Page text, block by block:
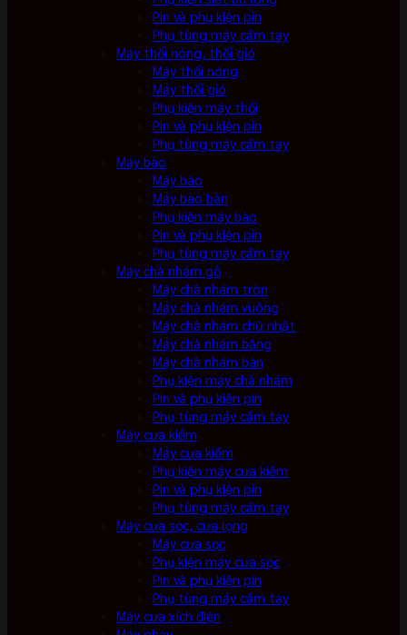
Pin và phụ kiện pin
Phụ tùng máy cầm tay
Máy thổi nóng, thổi gió
Máy thổi nóng
Máy thổi gió
Phụ kiện máy thổi
Pin và phụ kiện pin
Phụ tùng máy cầm tay
Máy bào
Máy bào
Máy bào bàn
Phụ kiện máy bào
Pin và phụ kiện pin
Phụ tùng máy cầm tay
Máy chà nhám gỗ
Máy chà nhám tròn
Máy chà nhám vuông
Máy chà nhám chữ nhật
Máy chà nhám băng
Máy chà nhám bàn
Phụ kiện máy chà nhám
Pin và phụ kiện pin
Phụ tùng máy cầm tay
Máy cưa kiếm
Máy cưa kiếm
Phụ kiện máy cưa kiếm
Pin và phụ kiện pin
Phụ tùng máy cầm tay
Máy cưa sọc, cưa lọng
Máy cưa sọc
Phụ kiện máy cưa sọc
Pin và phụ kiện pin
Phụ tùng máy cầm tay
Máy cưa xích điện